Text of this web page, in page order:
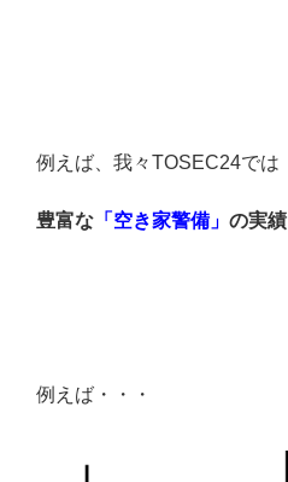
例えば、我々TOSEC24では
豊富な 「空き家警備」 の実績
例えば・・・